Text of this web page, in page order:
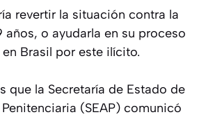
revertir la situación contra la
o ayudarla en su proceso
Brasil por este ilícito.
que la Secretaría de Estado de
(SEAP) comunicó